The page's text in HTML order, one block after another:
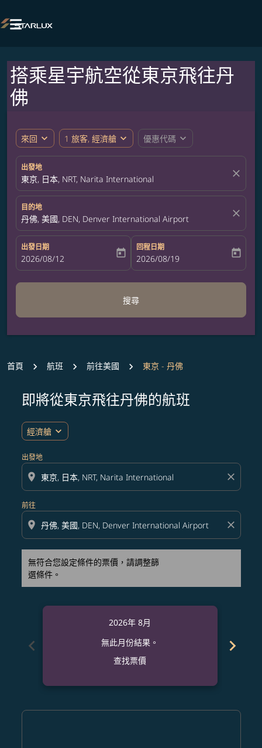

搭乘星宇航空從東京飛往丹
佛
來回 expand_more 1 旅客, 經濟艙 expand_more 優惠代碼 expand_more
出發地
東京, 日本, NRT, Narita International close
目的地
丹佛, 美國, DEN, Denver International Airport close
出發日期
fc-booking-departure-date-aria-label
2026/08/12 today
回程日期
fc-booking-return-date-aria-label
2026/08/19 today
搜尋
首頁 航班 前往美國 東京 - 丹佛
即將從東京飛往丹佛的航班
經濟艙 expand_more
出發地
location_on close
前往
location_on close
無符合您設定條件的票價，請調整篩
選條件。
無符合您設定條件的票價，請調整篩選條件。
chevron_left
2026年 8月
無此月份結果。
查找票價
chevron_right